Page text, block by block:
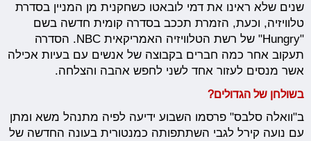
שנים שלא ראינו את דמי לובאטו כשחקנית מן המניין בסדרת
טלוויזיה, וכעת, הזמרת תככב בסדרה קומית חדשה בשם
"Hungry" של רשת הטלוויזיה האמריקאית NBC. הסדרה
תעקוב אחר כמה חברים בקבוצה של אנשים עם בעיות אכילה
אשר מנסים לעזור אחד לשני לחפש אהבה והצלחה.
בשולחן של הגדולים?
ב"וואלה סלבס" פרסמו השבוע ידיעה לפיה מתנהל משא ומתן
עם נועה קירל לגבי השתתפותה כמנטורית בעונה החדשה של